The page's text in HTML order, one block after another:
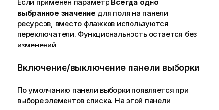
Если применен параметр Всегда одно
выбранное значение для поля на панели
ресурсов, вместо флажков используются
переключатели. Функциональность остается без
изменений.
Включение/выключение панели выборки
По умолчанию панели выборки появляется при
выборе элементов списка. На этой панели